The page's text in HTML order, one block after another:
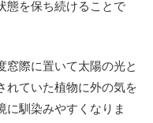
態を保ち続けることで
窓際に置いて太陽の光と
れていた植物に外の気を
に馴染みやすくなりま